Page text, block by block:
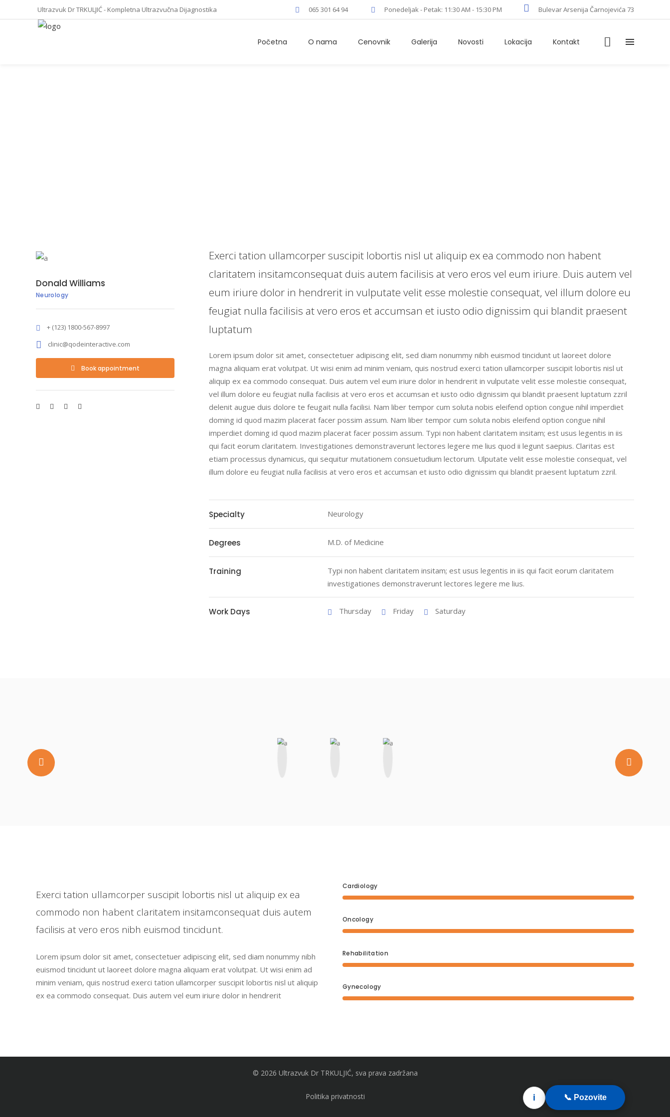
Ultrazvuk Dr TRKULJIĆ - Kompletna Ultrazvučna Dijagnostika 065 301 64 94 Ponedeljak - Petak: 11:30 AM - 15:30 PM Bulevar Arsenija Čarnojevića 73
Početna O nama Cenovnik Galerija Novosti Lokacija Kontakt
Donald Williams
Neurology
+ (123) 1800-567-8997
clinic@qodeinteractive.com
Book appointment
Exerci tation ullamcorper suscipit lobortis nisl ut aliquip ex ea commodo non habent
claritatem insitamconsequat duis autem facilisis at vero eros vel eum iriure. Duis autem vel
eum iriure dolor in hendrerit in vulputate velit esse molestie consequat, vel illum dolore eu
feugiat nulla facilisis at vero eros et accumsan et iusto odio dignissim qui blandit praesent
luptatum
Lorem ipsum dolor sit amet, consectetuer adipiscing elit, sed diam nonummy nibh euismod tincidunt ut laoreet dolore
magna aliquam erat volutpat. Ut wisi enim ad minim veniam, quis nostrud exerci tation ullamcorper suscipit lobortis nisl ut
aliquip ex ea commodo consequat. Duis autem vel eum iriure dolor in hendrerit in vulputate velit esse molestie consequat,
vel illum dolore eu feugiat nulla facilisis at vero eros et accumsan et iusto odio dignissim qui blandit praesent luptatum zzril
delenit augue duis dolore te feugait nulla facilisi. Nam liber tempor cum soluta nobis eleifend option congue nihil imperdiet
doming id quod mazim placerat facer possim assum. Nam liber tempor cum soluta nobis eleifend option congue nihil
imperdiet doming id quod mazim placerat facer possim assum. Typi non habent claritatem insitam; est usus legentis in iis
qui facit eorum claritatem. Investigationes demonstraverunt lectores legere me lius quod ii legunt saepius. Claritas est
etiam processus dynamicus, qui sequitur mutationem consuetudium lectorum. Ulputate velit esse molestie consequat, vel
illum dolore eu feugiat nulla facilisis at vero eros et accumsan et iusto odio dignissim qui blandit praesent luptatum zzril.
Specialty Neurology
Degrees M.D. of Medicine
Training
Typi non habent claritatem insitam; est usus legentis in iis qui facit eorum claritatem
investigationes demonstraverunt lectores legere me lius.
Work Days Thursday Friday Saturday
Exerci tation ullamcorper suscipit lobortis nisl ut aliquip ex ea
commodo non habent claritatem insitamconsequat duis autem
facilisis at vero eros nibh euismod tincidunt.
Lorem ipsum dolor sit amet, consectetuer adipiscing elit, sed diam nonummy nibh
euismod tincidunt ut laoreet dolore magna aliquam erat volutpat. Ut wisi enim ad
minim veniam, quis nostrud exerci tation ullamcorper suscipit lobortis nisl ut aliquip
ex ea commodo consequat. Duis autem vel eum iriure dolor in hendrerit
Cardiology
Oncology
Rehabilitation
Gynecology
© 2026 Ultrazvuk Dr TRKULJIĆ, sva prava zadržana
Politika privatnosti i 📞 Pozovite